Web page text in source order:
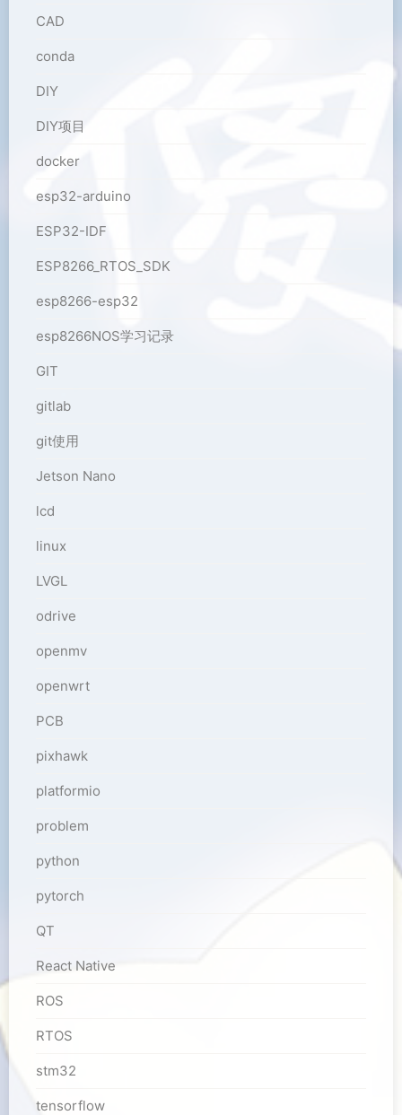
CAD
conda
DIY
DIY项目
docker
esp32-arduino
ESP32-IDF
ESP8266_RTOS_SDK
esp8266-esp32
esp8266NOS学习记录
GIT
gitlab
git使用
Jetson Nano
lcd
linux
LVGL
odrive
openmv
openwrt
PCB
pixhawk
platformio
problem
python
pytorch
QT
React Native
ROS
RTOS
stm32
tensorflow